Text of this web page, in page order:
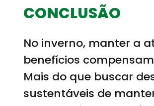
CONCLUSÃO
No inverno, manter a
benefícios
Mais do que buscar
sustentáveis de